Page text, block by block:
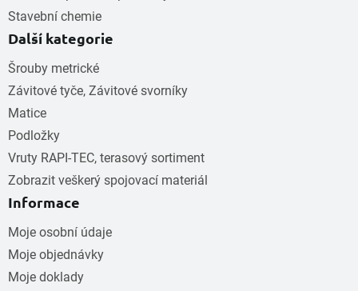
Stavební chemie
Další kategorie
Šrouby metrické
Závitové tyče, Závitové svorníky
Matice
Podložky
Vruty RAPI-TEC, terasový sortiment
Zobrazit veškerý spojovací materiál
Informace
Moje osobní údaje
Moje objednávky
Moje doklady